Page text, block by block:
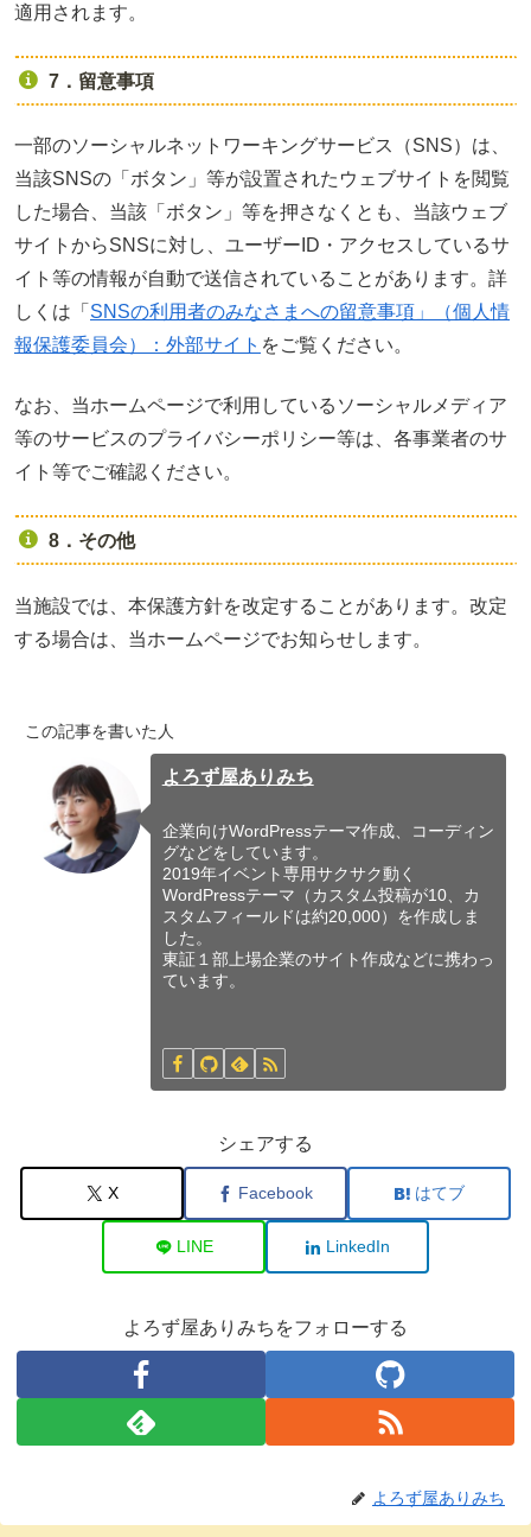
適用されます。
7．留意事項
一部のソーシャルネットワーキングサービス（SNS）は、
当該SNSの「ボタン」等が設置されたウェブサイトを閲覧
した場合、当該「ボタン」等を押さなくとも、当該ウェブ
サイトからSNSに対し、ユーザーID・アクセスしているサ
イト等の情報が自動で送信されていることがあります。詳
しくは「 SNSの利用者のみなさまへの留意事項」（個人情
報保護委員会）：外部サイト をご覧ください。
なお、当ホームページで利用しているソーシャルメディア
等のサービスのプライバシーポリシー等は、各事業者のサ
イト等でご確認ください。
8．その他
当施設では、本保護方針を改定することがあります。改定
する場合は、当ホームページでお知らせします。
この記事を書いた人
よろず屋ありみち
企業向けWordPressテーマ作成、コーディン
グなどをしています。
2019年イベント専用サクサク動く
WordPressテーマ（カスタム投稿が10、カ
スタムフィールドは約20,000）を作成しま
した。
東証１部上場企業のサイト作成などに携わっ
ています。
シェアする
X Facebook はてブ
LINE LinkedIn
よろず屋ありみちをフォローする
よろず屋ありみち